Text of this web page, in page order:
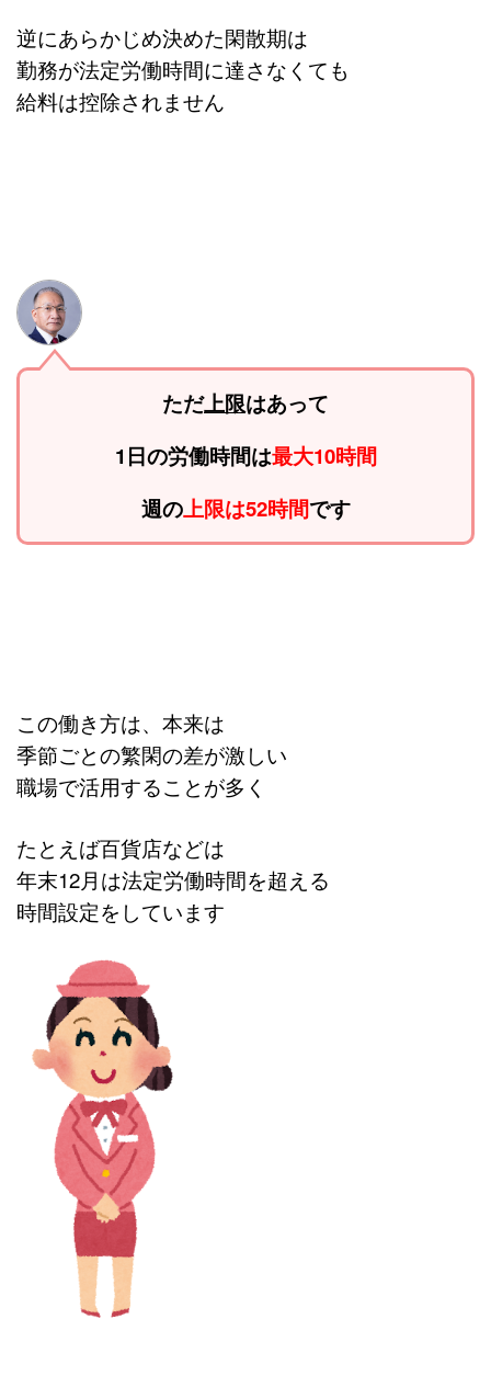
逆にあらかじめ決めた閑散期は
勤務が法定労働時間に達さなくても
給料は控除されません
ただ上限はあって
1日の労働時間は最大10時間
週の上限は52時間です
この働き方は、本来は
季節ごとの繁閑の差が激しい
職場で活用することが多く
たとえば百貨店などは
年末12月は法定労働時間を超える
時間設定をしています